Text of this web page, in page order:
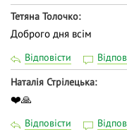
Тетяна Толочко
Доброго дня всім
Відповісти
Наталія Стрілецька
❤️🙏
Відповісти